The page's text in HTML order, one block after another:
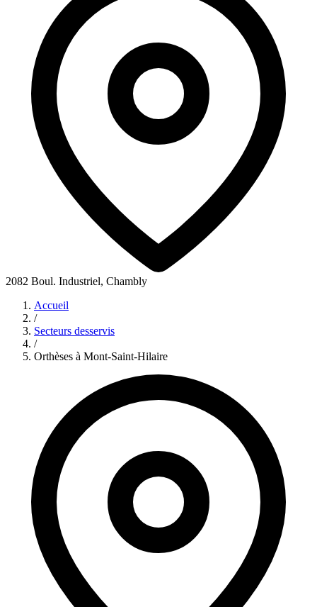
2082 Boul. Industriel, Chambly
Accueil
/
Secteurs desservis
/
Orthèses à Mont-Saint-Hilaire